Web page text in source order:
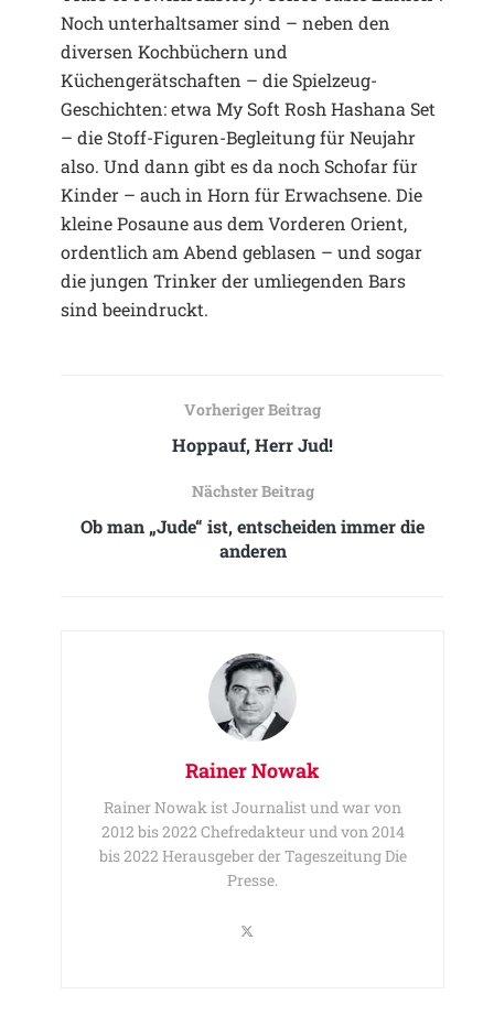
Noch unterhaltsamer sind – neben den
diversen Kochbüchern und
Küchengerätschaften – die Spielzeug-
Geschichten: etwa My Soft Rosh Hashana Set
– die Stoff-Figuren-Begleitung für Neujahr
also. Und dann gibt es da noch Schofar für
Kinder – auch in Horn für Erwachsene. Die
kleine Posaune aus dem Vorderen Orient,
ordentlich am Abend geblasen – und sogar
die jungen Trinker der umliegenden Bars
sind beeindruckt.
Vorheriger Beitrag
Hoppauf, Herr Jud!
Nächster Beitrag
Ob man „Jude“ ist, entscheiden immer die
anderen
Rainer Nowak
Rainer Nowak ist Journalist und war von
2012 bis 2022 Chefredakteur und von 2014
bis 2022 Herausgeber der Tageszeitung Die
Presse.